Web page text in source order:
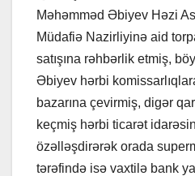
Məhəmməd Əbiyev Həzi
Müdafiə Nazirliyinə aid
satışına rəhbərlik etmiş,
Əbiyev hərbi
bazarına çevirmiş, digər
keçmiş hərbi ticarət
özəlləşdirərək orada
tərəfində isə vaxtilə bank